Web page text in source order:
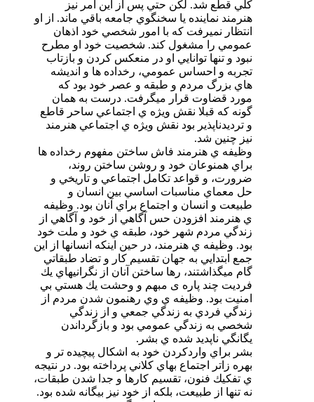
كلي قطع شد. لكن حتي پس از اين امر نيز
هنرمند نماينده يا سخنگوي جامعه باقي ماند. از او
انتظار نميرفت كه با امور شخصي خود اذهان
عمومي را مشغول كند. شخصيت خود او مطرح
نبود و تنها توانايي او در منعكس كردن و بازتاب
تجربه و احساس عمومي، رخداده ها و انديشه
هاي بزرگ مردم و طبقه و عصر خود بود كه
مورد قضاوت قرار ميگرفت. درست به همان
گونه كه قبلا نقش ويژه ي اجتماعي ساحر قاطع
و ترديدناپذير بود نقش ويژه ي اجتماعي هنرمند
نيز چنين شد.
وظيفه ي هنرمند فاش ساختن مفهوم رخداده ها
براي همنوعان خود و روشن ساختن روند،
ضرورت، و قواعد تكامل اجتماعي و تاريخي و
حل معماي مناسبات اساسي بين انسان و
طبيعت و انسان و اجتماع براي آنان بود. وظيفه
ي هنرمند افزودن حس آگاهي از خود و آگاهي از
زندگي مردم شهر خود، طبقه ي خود و ملت خود
بود. وظيفه ي هنرمند، در حين اينكه انسانها از اين
جمع ابتدايي به جهان تقسيم كار و تضاد طبقاتي
گام ميگذاشتند، رها ساختن آنان از نگرانيهاي يك
فرديت چند پاره ی مبهم و وحشت يك هستي بي
امنيت بود. وظيفه ي وي رهنمون شدن مردم از
زندگي فردي به زندگي جمعي و از زندگي
شخصي به زندگي عمومي بود و بازگرداندن
يگانگي ناپديد شده ي بشر.
بشر براي وارد‌كردن خود به اشكال پيچيده تر و
بهره زاتر اجتماع بهاي كلاني پرداخته بود. در نتيجه
ي تفكيك فنون، تقسيم كارها و جدا شدن طبقات،
نه تنها از طبيعت، بلكه از خود نيز بيگانه شده بود.